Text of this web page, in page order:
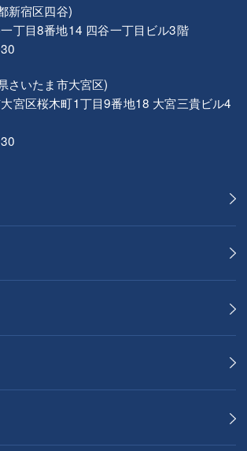
新宿区四谷)
丁目8番地14 四谷一丁目ビル3階
さいたま市大宮区)
宮区桜木町1丁目9番地18 大宮三貴ビル4